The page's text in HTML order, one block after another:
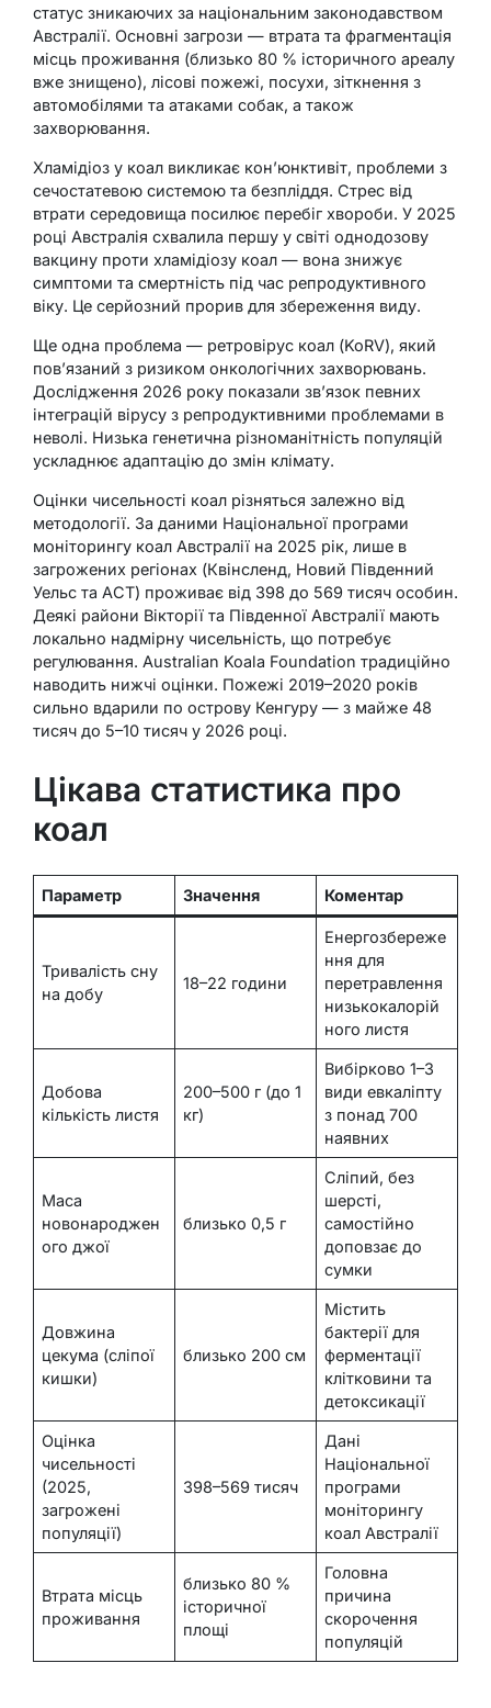
статус зникаючих за національним законодавством
Австралії. Основні загрози — втрата та фрагментація
місць проживання (близько 80 % історичного ареалу
вже знищено), лісові пожежі, посухи, зіткнення з
автомобілями та атаками собак, а також
захворювання.
Хламідіоз у коал викликає кон’юнктивіт, проблеми з
сечостатевою системою та безпліддя. Стрес від
втрати середовища посилює перебіг хвороби. У 2025
році Австралія схвалила першу у світі однодозову
вакцину проти хламідіозу коал — вона знижує
симптоми та смертність під час репродуктивного
віку. Це серйозний прорив для збереження виду.
Ще одна проблема — ретровірус коал (KoRV), який
пов’язаний з ризиком онкологічних захворювань.
Дослідження 2026 року показали зв’язок певних
інтеграцій вірусу з репродуктивними проблемами в
неволі. Низька генетична різноманітність популяцій
ускладнює адаптацію до змін клімату.
Оцінки чисельності коал різняться залежно від
методології. За даними Національної програми
моніторингу коал Австралії на 2025 рік, лише в
загрожених регіонах (Квінсленд, Новий Південний
Уельс та АСТ) проживає від 398 до 569 тисяч особин.
Деякі райони Вікторії та Південної Австралії мають
локально надмірну чисельність, що потребує
регулювання. Australian Koala Foundation традиційно
наводить нижчі оцінки. Пожежі 2019–2020 років
сильно вдарили по острову Кенгуру — з майже 48
тисяч до 5–10 тисяч у 2026 році.
Цікава статистика про
коал
Параметр Значення Коментар
Тривалість сну
на добу
18–22 години
Енергозбереже
ння для
перетравлення
низькокалорій
ного листя
Добова
кількість листя
200–500 г (до 1
кг)
Вибірково 1–3
види евкаліпту
з понад 700
наявних
Маса
новонароджен
ого джої
близько 0,5 г
Сліпий, без
шерсті,
самостійно
доповзає до
сумки
Довжина
цекума (сліпої
кишки)
близько 200 см
Містить
бактерії для
ферментації
клітковини та
детоксикації
Оцінка
чисельності
(2025,
загрожені
популяції)
398–569 тисяч
Дані
Національної
програми
моніторингу
коал Австралії
Втрата місць
проживання
близько 80 %
історичної
площі
Головна
причина
скорочення
популяцій